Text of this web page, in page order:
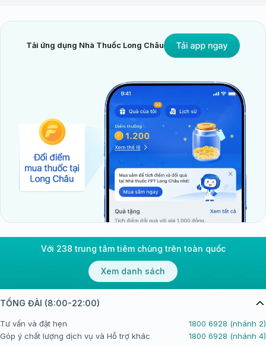
Tải ứng dụng Nhà Thuốc Long Châu
Với 238 trung tâm tiêm chủng trên toàn quốc
Xem danh sách
TỔNG ĐÀI (8:00-22:00)
Tư vấn và đặt hẹn
1800 6928 (nhánh 2)
Góp ý chất lượng dịch vụ và Hỗ trợ khác
1800 6928 (nhánh 4)